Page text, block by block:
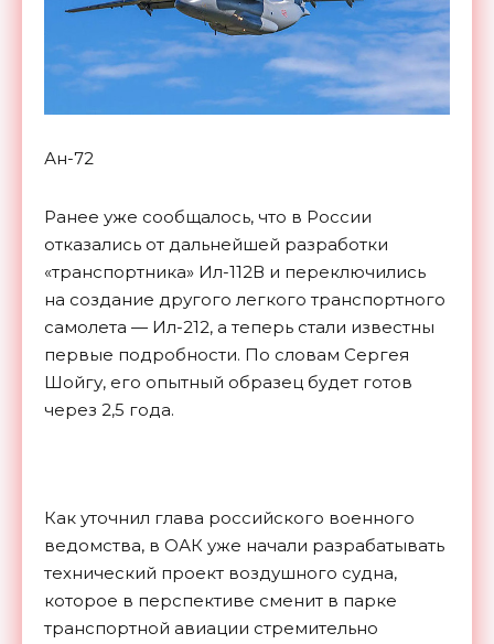
Ан-72
Ранее уже сообщалось, что в России
отказались от дальнейшей разработки
«транспортника» Ил-112В и переключились
на создание другого легкого транспортного
самолета — Ил-212, а теперь стали известны
первые подробности. По словам Сергея
Шойгу, его опытный образец будет готов
через 2,5 года.
Как уточнил глава российского военного
ведомства, в ОАК уже начали разрабатывать
технический проект воздушного судна,
которое в перспективе сменит в парке
транспортной авиации стремительно